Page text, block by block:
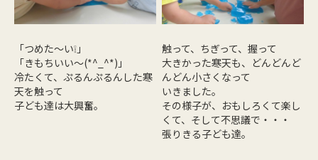
「つめた～い❕」
「きもちいい～(*^_^*)」
冷たくて、ぷるんぷるんした寒
天を触って
子ども達は大興奮。
触って、ちぎって、握って
大きかった寒天も、どんどんど
んどん小さくなって
いきました。
その様子が、おもしろくて楽し
くて、そして不思議で・・・
張りきる子ども達。